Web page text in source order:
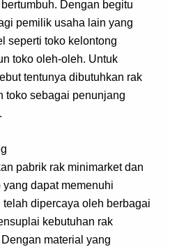
Dengan begitu
pemilik usaha lain yang
seperti toko kelontong
toko oleh-oleh. Untuk
tentunya dibutuhkan rak
toko sebagai penunjang
pabrik rak minimarket dan
dapat memenuhi
telah dipercaya oleh berbagai
kebutuhan rak
material yang